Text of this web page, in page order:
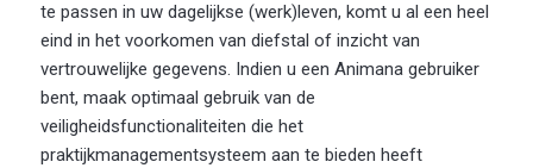
te passen in uw dagelijkse (werk)leven, komt u al een heel
eind in het voorkomen van diefstal of inzicht van
vertrouwelijke gegevens. Indien u een Animana gebruiker
bent, maak optimaal gebruik van de
veiligheidsfunctionaliteiten die het
praktijkmanagementsysteem aan te bieden heeft